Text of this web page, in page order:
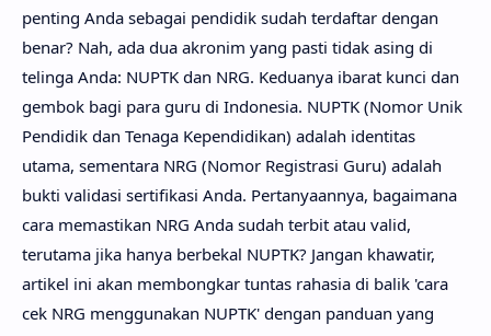
penting Anda sebagai pendidik sudah terdaftar dengan
benar? Nah, ada dua akronim yang pasti tidak asing di
telinga Anda: NUPTK dan NRG. Keduanya ibarat kunci dan
gembok bagi para guru di Indonesia. NUPTK (Nomor Unik
Pendidik dan Tenaga Kependidikan) adalah identitas
utama, sementara NRG (Nomor Registrasi Guru) adalah
bukti validasi sertifikasi Anda. Pertanyaannya, bagaimana
cara memastikan NRG Anda sudah terbit atau valid,
terutama jika hanya berbekal NUPTK? Jangan khawatir,
artikel ini akan membongkar tuntas rahasia di balik 'cara
cek NRG menggunakan NUPTK' dengan panduan yang